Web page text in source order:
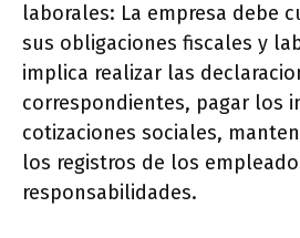
laborales: La empresa debe
sus obligaciones fiscales y
implica realizar las
correspondientes, pagar los
cotizaciones sociales,
los registros de los
responsabilidades.